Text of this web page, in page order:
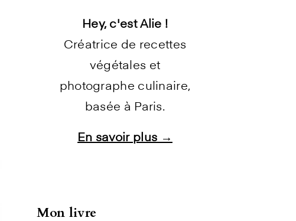
Hey, c'est Alie !
Créatrice de recettes
végétales et
photographe culinaire,
basée à Paris.
En savoir plus →
Mon livre